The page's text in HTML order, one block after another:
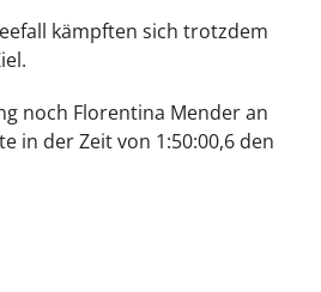
kämpften sich trotzdem
noch Florentina Mender an
in der Zeit von 1:50:00,6 den